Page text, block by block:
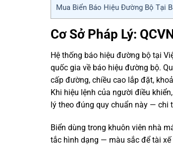
Mua Biển Báo Hiệu Đường Bộ Tại
Cơ Sở Pháp Lý:
Hệ thống báo hiệu đường bộ tại
quốc gia về báo hiệu đường bộ.
cấp đường, chiều cao lắp đặt,
Khi hiệu lệnh của người điều
lý theo đúng quy chuẩn này —
Biển dùng trong khuôn viên nhà
tắc hình dạng — màu sắc để tài